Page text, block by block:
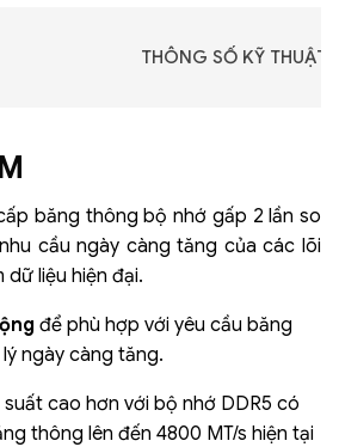
THÔNG SỐ KỸ THUẬT
băng thông bộ nhớ gấp 2 lần so
cầu ngày càng tăng của các lõi
liệu hiện đại.
để phù hợp với yêu cầu băng
ngày càng tăng.
cao hơn với bộ nhớ DDR5 có
thông lên đến 4800 MT/s hiện tại